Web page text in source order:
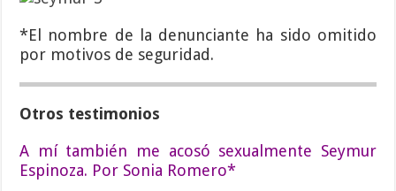
*El nombre de la denunciante ha sido omitido
por motivos de seguridad.
Otros testimonios
A mí también me acosó sexualmente Seymur
Espinoza. Por Sonia Romero*